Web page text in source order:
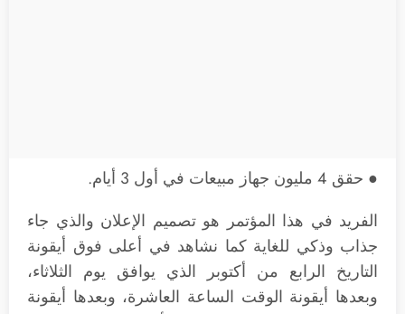
● حقق 4 مليون جهاز مبيعات في أول 3 أيام.
الفريد في هذا المؤتمر هو تصميم الإعلان والذي جاء
جذاب وذكي للغاية كما نشاهد في أعلى فوق أيقونة
التاريخ الرابع من أكتوبر الذي يوافق يوم الثلاثاء،
وبعدها أيقونة الوقت الساعة العاشرة، وبعدها أيقونة